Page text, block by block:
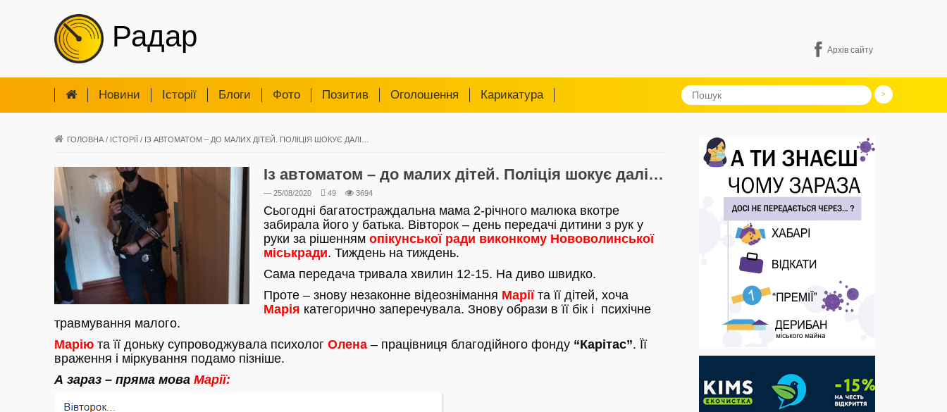
Радар Архів сайту
Новини Iсторії Блоги Фото Позитив Оголошення Карикатура
ГОЛОВНА / ІСТОРІЇ / ІЗ АВТОМАТОМ – ДО МАЛИХ ДІТЕЙ. ПОЛІЦІЯ ШОКУЄ ДАЛІ…
Із автоматом – до малих дітей. Поліція шокує далі…
— 25/08/2020 49 3694
Сьогодні багатостраждальна мама 2-річного малюка вкотре
забирала його у батька. Вівторок – день передачі дитини з рук у
руки за рішенням опікунської ради виконкому Нововолинської
міськради. Тиждень на тиждень.
Сама передача тривала хвилин 12-15. На диво швидко.
Проте – знову незаконне відеознімання Маріїта її дітей, хоча
Марія категорично заперечувала. Знову образи в її бік і психічне
травмування малого.
Марію та її доньку супроводжувала психолог Олена – працівниця благодійного фонду “Карітас”. Її
враження і міркування подамо пізніше.
А зараз – пряма мова Марії: